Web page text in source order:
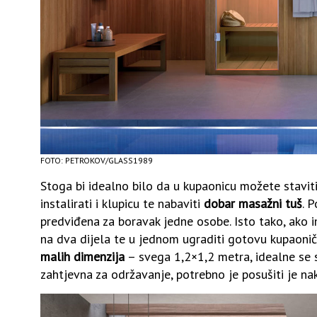
FOTO: PETROKOV/GLASS1989
Stoga bi idealno bilo da u kupaonicu možete
instalirati i klupicu te nabaviti dobar masažni tuš.
predviđena za boravak jedne osobe. Isto tako,
na dva dijela te u jednom ugraditi gotovu
malih dimenzija – svega 1,2×1,2 metra, idealne se
zahtjevna za održavanje, potrebno je posušiti je